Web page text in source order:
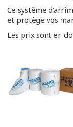
Ce système
et protège vos
Les prix sont en